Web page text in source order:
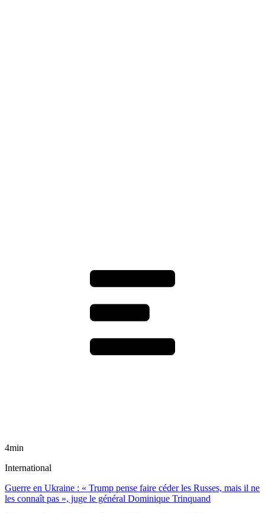
4min
International
Guerre en Ukraine : « Trump pense faire céder les Russes, mais il ne
les connaît pas », juge le général Dominique Trinquand